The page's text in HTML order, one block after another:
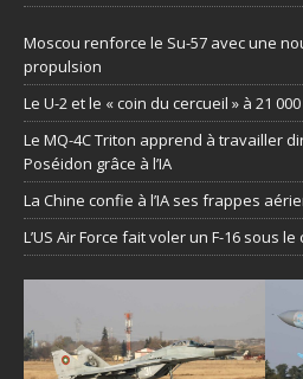
Moscou renforce le Su-57 avec une
propulsion
Le U-2 et le « coin du cercueil » à 21
Le MQ-4C Triton apprend à travailler
Poséidon grâce à l’IA
La Chine confie à l’IA ses frappes
L’US Air Force fait voler un F-16 sous le